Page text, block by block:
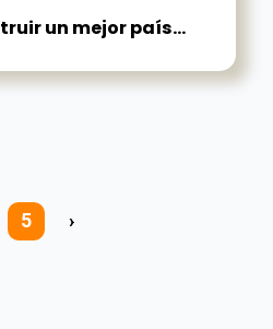
un mejor país...
5 ›